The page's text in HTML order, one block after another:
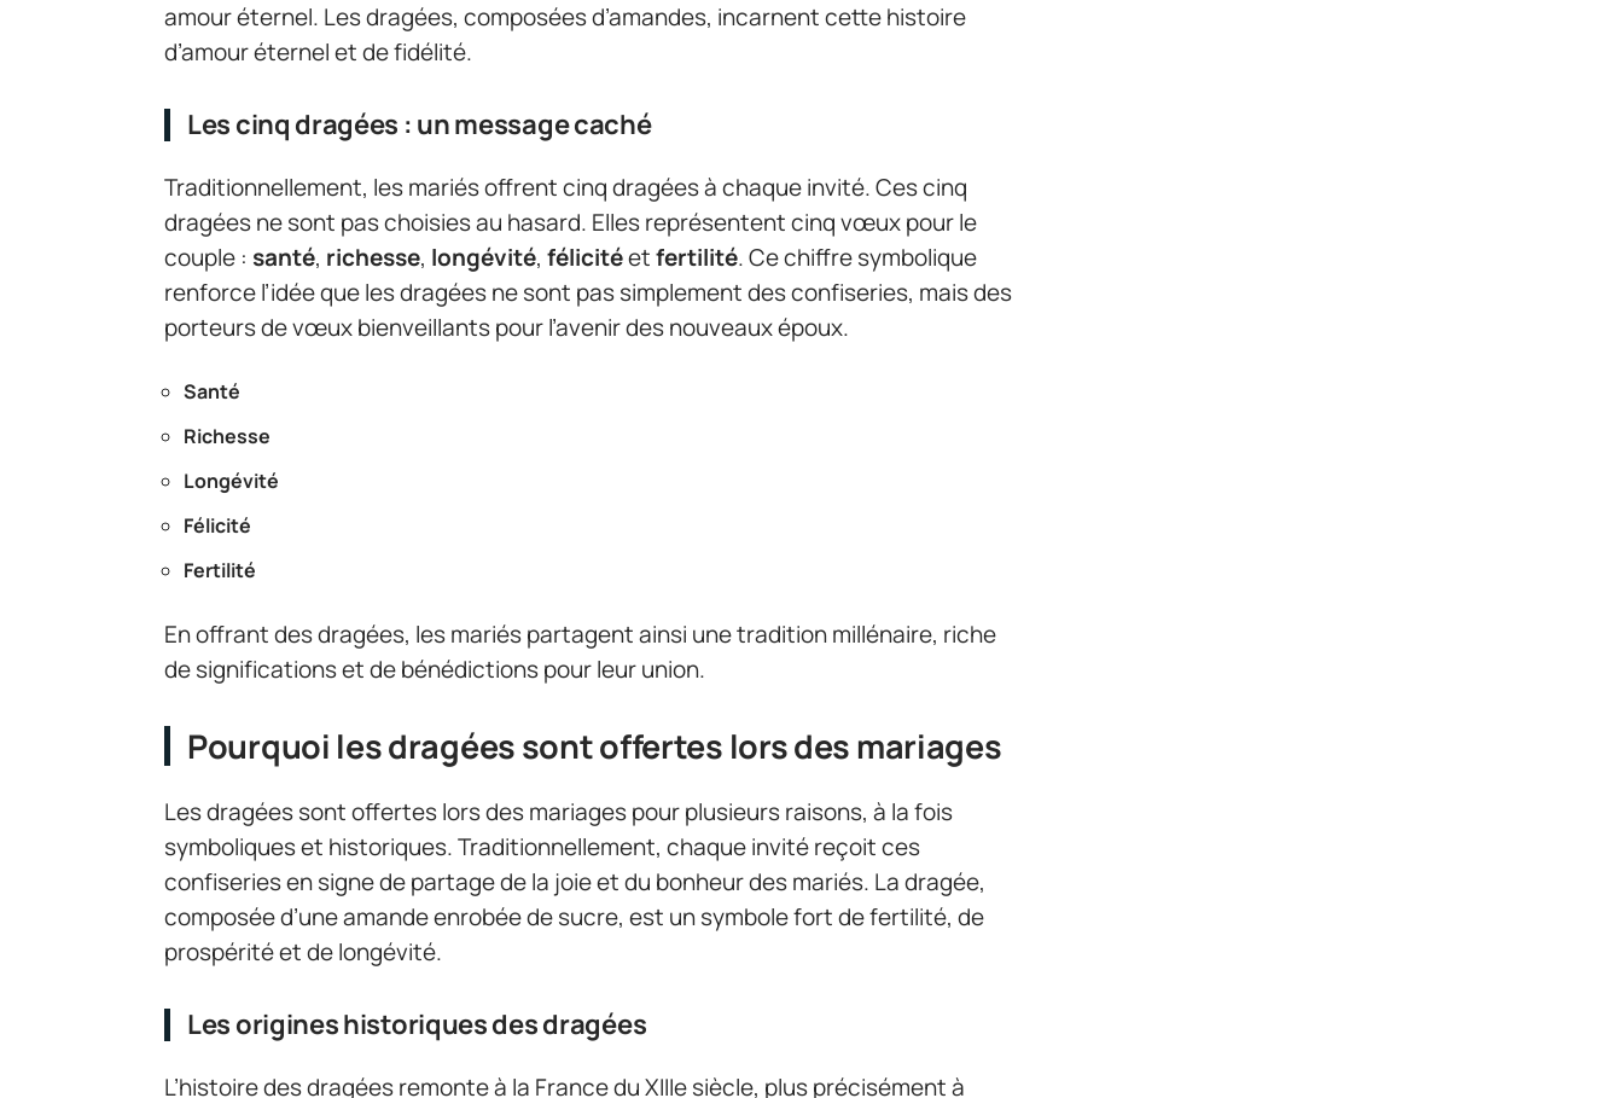
amour éternel. Les dragées, composées d’amandes, incarnent cette histoire
d’amour éternel et de fidélité.
Les cinq dragées : un message caché
Traditionnellement, les mariés offrent cinq dragées à chaque invité. Ces cinq
dragées ne sont pas choisies au hasard. Elles représentent cinq vœux pour le
couple : santé, richesse, longévité, félicitéetfertilité. Ce chiffre symbolique
renforce l’idée que les dragées ne sont pas simplement des confiseries, mais des
porteurs de vœux bienveillants pour l’avenir des nouveaux époux.
Santé
Richesse
Longévité
Félicité
Fertilité
En offrant des dragées, les mariés partagent ainsi une tradition millénaire, riche
de significations et de bénédictions pour leur union.
Pourquoi les dragées sont offertes lors des mariages
Les dragées sont offertes lors des mariages pour plusieurs raisons, à la fois
symboliques et historiques. Traditionnellement, chaque invité reçoit ces
confiseries en signe de partage de la joie et du bonheur des mariés. La dragée,
composée d’une amande enrobée de sucre, est un symbole fort de fertilité, de
prospérité et de longévité.
Les origines historiques des dragées
L’histoire des dragées remonte à la France du XIIIe siècle, plus précisément à